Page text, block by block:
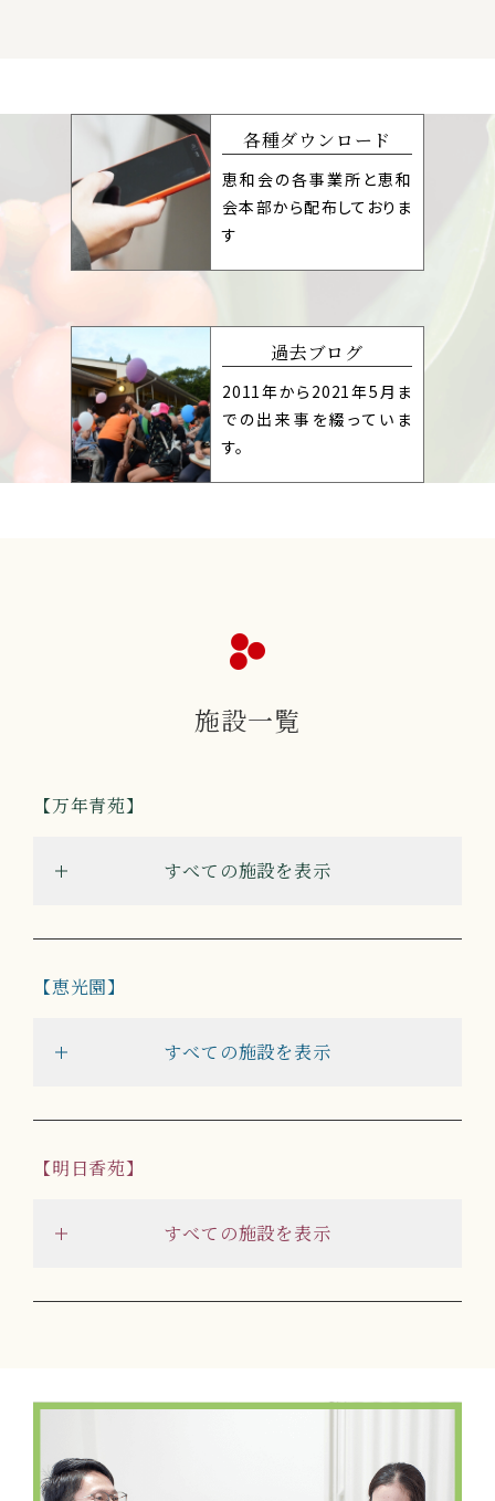
各種ダウンロード
恵和会の各事業所と恵和
会本部から配布しておりま
す
過去ブログ
2011年から2021年5月ま
での出来事を綴っていま
す。
施設一覧
万年青苑
すべての施設を表示
恵光園
すべての施設を表示
明日香苑
すべての施設を表示